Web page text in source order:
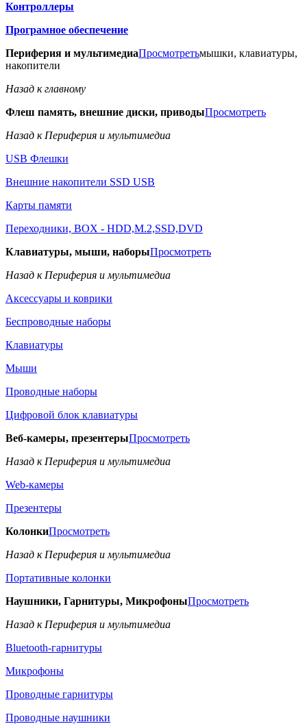
Контроллеры
Програмное обеспечение
Периферия и мультимедиаПросмотретьмышки, клавиатуры,
накопители
Назад к главному
Флеш память, внешние диски, приводыПросмотреть
Назад к Периферия и мультимедиа
USB Флешки
Внешние накопители SSD USB
Карты памяти
Переходники, BOX - HDD,M.2,SSD,DVD
Клавиатуры, мыши, наборыПросмотреть
Назад к Периферия и мультимедиа
Аксессуары и коврики
Беспроводные наборы
Клавиатуры
Мыши
Проводные наборы
Цифровой блок клавиатуры
Веб-камеры, презентерыПросмотреть
Назад к Периферия и мультимедиа
Web-камеры
Презентеры
КолонкиПросмотреть
Назад к Периферия и мультимедиа
Портативные колонки
Наушники, Гарнитуры, МикрофоныПросмотреть
Назад к Периферия и мультимедиа
Bluetooth-гарнитуры
Микрофоны
Проводные гарнитуры
Проводные наушники